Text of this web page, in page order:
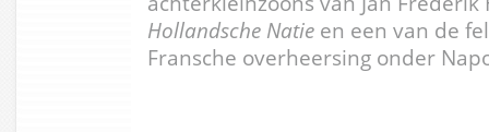
Hollandsche Natie en een van de
Fransche overheersing onder